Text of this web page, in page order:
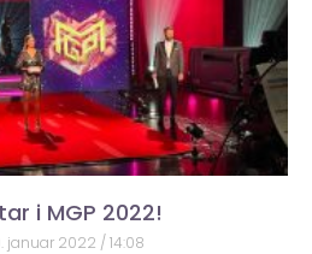
i MGP 2022!
januar 2022 14:08